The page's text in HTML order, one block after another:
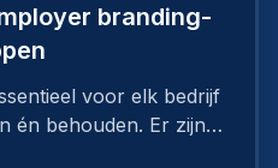
branding-
voor elk bedrijf
Er zijn